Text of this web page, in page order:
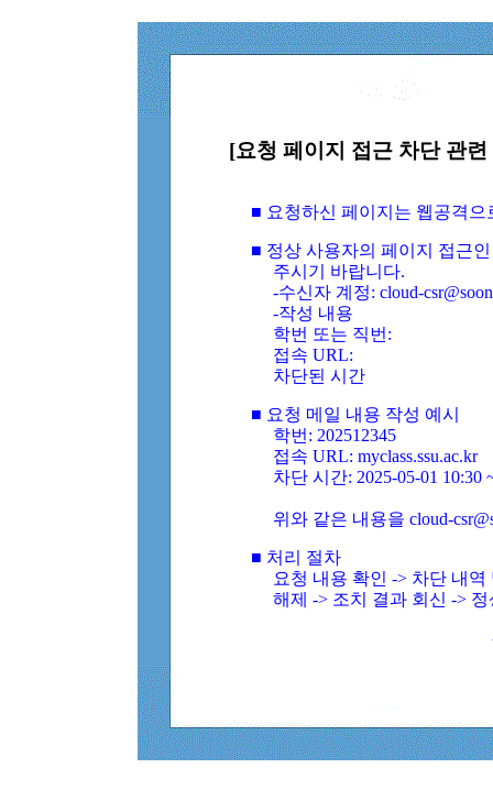
[요청 페이지 접근 차단 관
■ 요청하신 페이지는 웹공격
■ 정상 사용자의 페이지 접근
주시기 바랍니다.
-수신자 계정: cloud-
-작성 내용
학번 또는 직번:
접속 URL:
차단된 시간
■ 요청 메일 내용 작성 예시
학번: 202512345
접속 URL: myclass.ssu.ac.kr
차단 시간: 2025-05-01 10:30
위와 같은 내용을 cloud-
■ 처리 절차
요청 내용 확인 -> 차단 내
해제 -> 조치 결과 회신 ->